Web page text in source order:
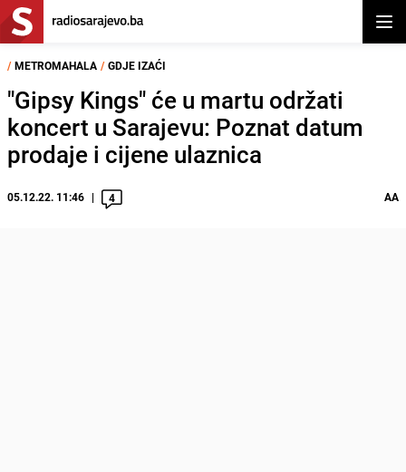
/ METROMAHALA / GDJE IZAĆI
"Gipsy Kings" će u martu održati
koncert u Sarajevu: Poznat datum
prodaje i cijene ulaznica
05.12.22. 11:46 4 AA